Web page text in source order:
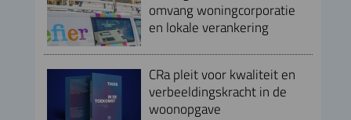
omvang woningcorporatie
en lokale verankering
CRa pleit voor kwaliteit en
verbeeldingskracht in de
woonopgave